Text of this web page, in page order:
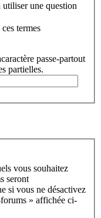
utiliser une question
termes
passe-partout
partielles.
vous souhaitez
seront
si vous ne désactivez
» affichée ci-